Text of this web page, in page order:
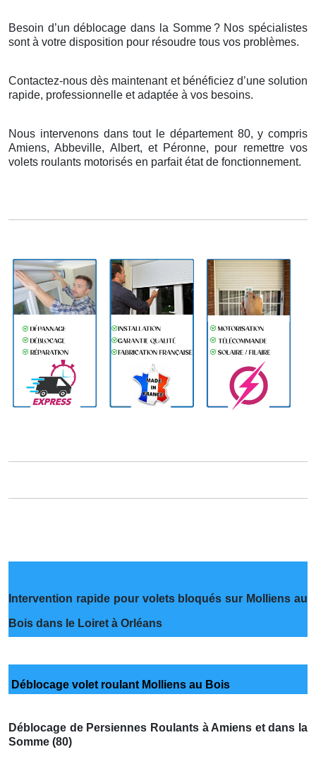
Besoin d’un déblocage dans la Somme ? Nos spécialistes
sontà votre disposition pour résoudre tous vos probl èmes.
Contactez-nous dès maintenant et bénéficiez d’une solution
rapide, professionnelle et adaptée à vos besoins.
Nous intervenons dans tout le département 80, y compris
Amiens, Abbeville, Albert, et Péronne, pour remettre vos
volets roulants motorisés en parfait état de fonctionnement.
Intervention rapide pour volets bloqués sur Molliens au
Bois dans le Loiret à Orléans
Déblocage volet roulant Molliens au Bois
Déblocage de Persiennes Roulants à Amiens et dans la
Somme (80)